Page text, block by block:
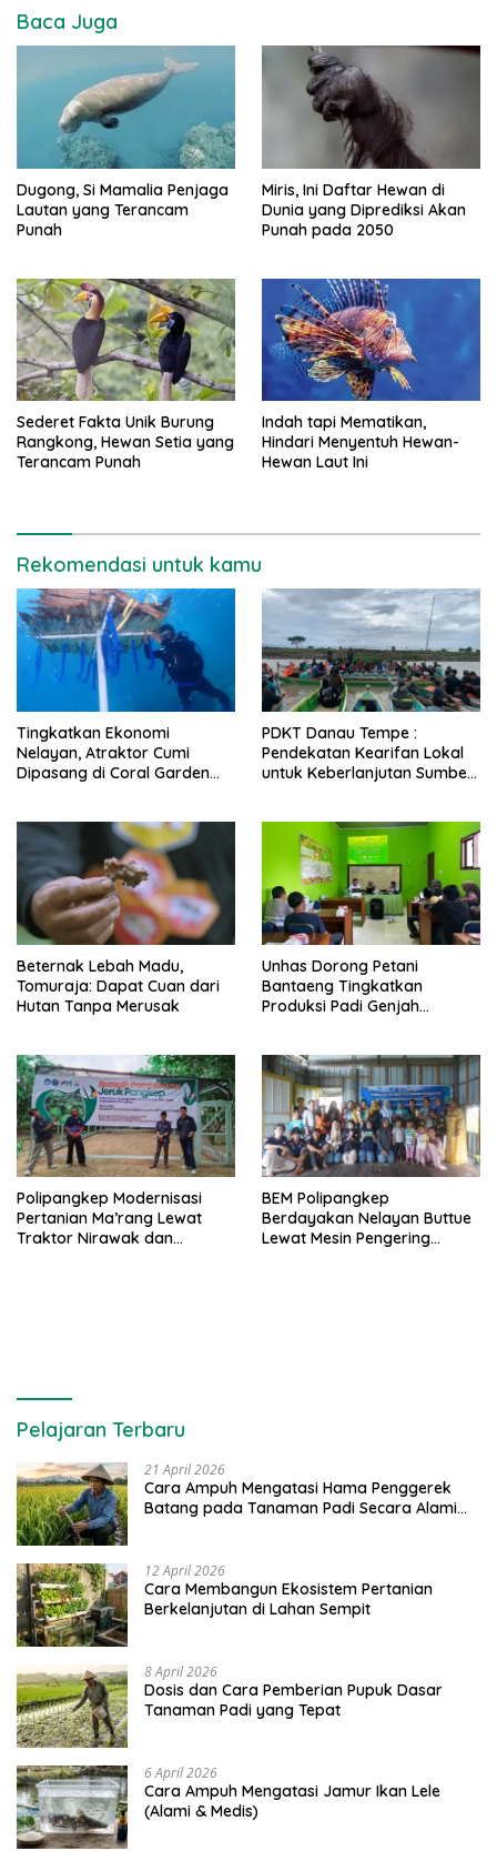
Baca Juga
Dugong, Si Mamalia Penjaga
Lautan yang Terancam
Punah
Miris, Ini Daftar Hewan di
Dunia yang Diprediksi Akan
Punah pada 2050
Sederet Fakta Unik Burung
Rangkong, Hewan Setia yang
Terancam Punah
Indah tapi Mematikan,
Hindari Menyentuh Hewan-
Hewan Laut Ini
Rekomendasi untuk kamu
Tingkatkan Ekonomi
Nelayan, Atraktor Cumi
Dipasang di Coral Garden
PDKT Danau Tempe :
Pendekatan Kearifan Lokal
untuk Keberlanjutan Sumber
Beternak Lebah Madu,
Tomuraja: Dapat Cuan dari
Hutan Tanpa Merusak
Unhas Dorong Petani
Bantaeng Tingkatkan
Produksi Padi Genjah
Polipangkep Modernisasi
Pertanian Ma’rang Lewat
Traktor Nirawak dan
BEM Polipangkep
Berdayakan Nelayan Buttue
Lewat Mesin Pengering
Pelajaran Terbaru
21 April 2026
Cara Ampuh Mengatasi Hama Penggerek
Batang pada Tanaman Padi Secara Alami
12 April 2026
Cara Membangun Ekosistem Pertanian
Berkelanjutan di Lahan Sempit
8 April 2026
Dosis dan Cara Pemberian Pupuk Dasar
Tanaman Padi yang Tepat
6 April 2026
Cara Ampuh Mengatasi Jamur Ikan Lele
(Alami & Medis)